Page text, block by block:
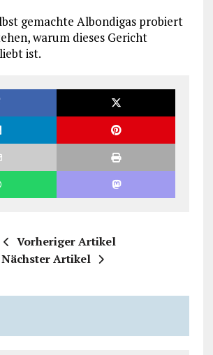
gemachte Albondigas probiert
warum dieses Gericht
ist.
Vorheriger Artikel
Nächster Artikel